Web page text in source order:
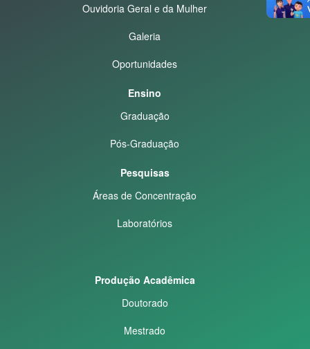
Ouvidoria Geral e da Mulher
Galeria
Oportunidades
Ensino
Graduação
Pós-Graduação
Pesquisas
Áreas de Concentração
Laboratórios
Produção Acadêmica
Doutorado
Mestrado